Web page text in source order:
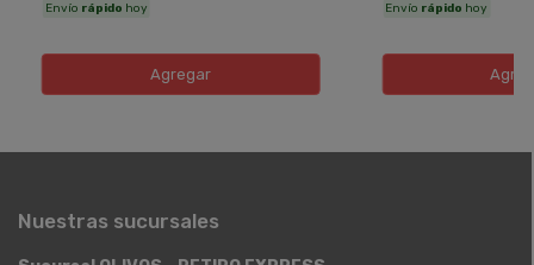
Envío rápido hoy
Agregar
Envío rápido hoy
Nuestras sucursales